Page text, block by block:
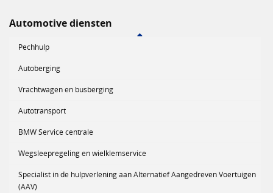
Automotive diensten
Pechhulp
Autoberging
Vrachtwagen en busberging
Autotransport
BMW Service centrale
Wegsleepregeling en wielklemservice
Specialist in de hulpverlening aan Alternatief Aangedreven Voertuigen
(AAV)